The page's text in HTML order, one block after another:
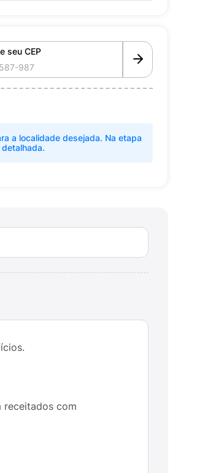
seu CEP
a localidade desejada. Na etapa
receitados com